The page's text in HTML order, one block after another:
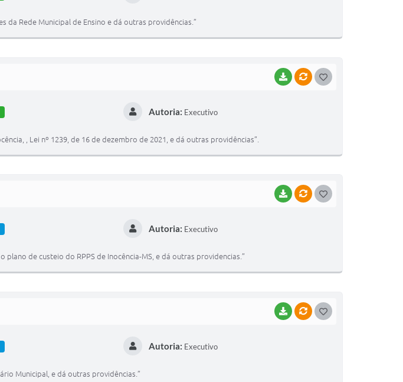
da Rede Municipal de Ensino e dá outras providências.”
BAIXARVÍNCULOS
Autoria: Executivo
, Lei nº 1239, de 16 de dezembro de 2021, e dá outras providências”.
BAIXARVÍNCULOS
Autoria: Executivo
de custeio do RPPS de Inocência-MS, e dá outras providencias.”
BAIXARVÍNCULOS
Autoria: Executivo
Municipal, e dá outras providências.”